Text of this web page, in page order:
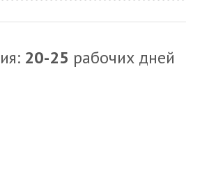
20-25 рабочих дней